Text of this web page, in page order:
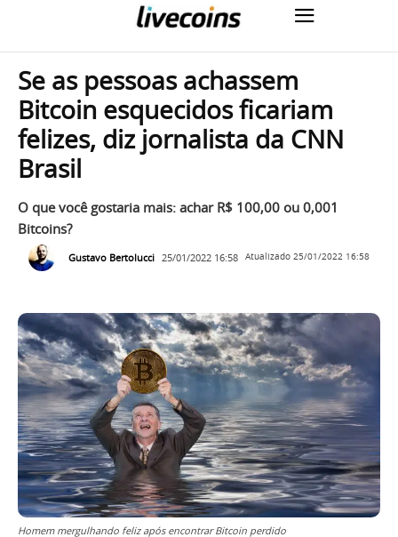
Se as pessoas achassem
Bitcoin esquecidos ficariam
felizes, diz jornalista da CNN
Brasil
O que você gostaria mais: achar R$ 100,00 ou 0,001
Bitcoins?
Gustavo Bertolucci 25/01/2022 16:58 Atualizado 25/01/2022 16:58
Homem mergulhando feliz após encontrar Bitcoin perdido